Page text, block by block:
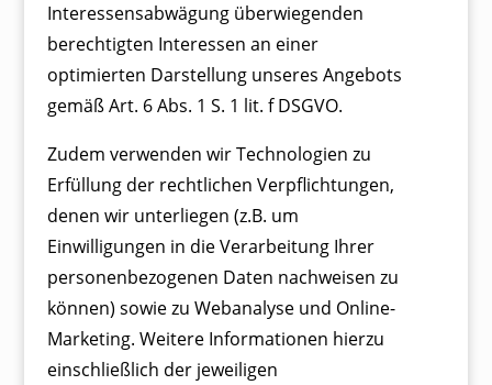
Interessensabwägung überwiegenden
berechtigten Interessen an einer
optimierten Darstellung unseres Angebots
gemäß Art. 6 Abs. 1 S. 1 lit. f DSGVO.
Zudem verwenden wir Technologien zu
Erfüllung der rechtlichen Verpflichtungen,
denen wir unterliegen (z.B. um
Einwilligungen in die Verarbeitung Ihrer
personenbezogenen Daten nachweisen zu
können) sowie zu Webanalyse und Online-
Marketing. Weitere Informationen hierzu
einschließlich der jeweiligen